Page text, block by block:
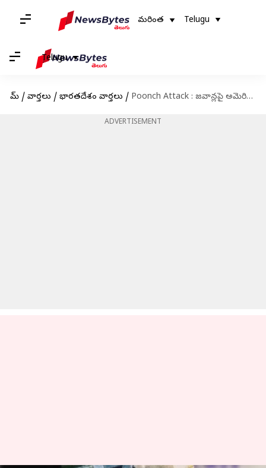
మరింత Telugu
Telugu
హోమ్ / వార్తలు / భారతదేశం వార్తలు / Poonch Attack : జవాన్లపై అమెరికా రైఫిళ్లతో ఉగ్రదాడి.. ఇది వారిపనే
ADVERTISEMENT